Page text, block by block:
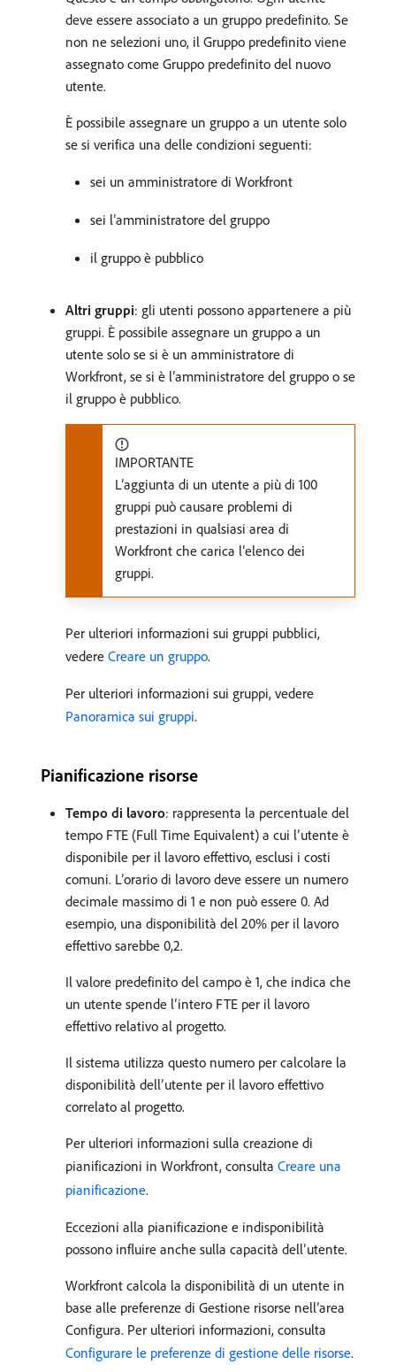
deve essere associato a un gruppo predefinito. Se
non ne selezioni uno, il Gruppo predefinito viene
assegnato come Gruppo predefinito del nuovo
utente.
È possibile assegnare un gruppo a un utente solo
se si verifica una delle condizioni seguenti:
sei un amministratore di Workfront
sei l’amministratore del gruppo
il gruppo è pubblico
Altri gruppi: gli utenti possono appartenere a più
gruppi. È possibile assegnare un gruppo a un
utente solo se si è un amministratore di
Workfront, se si è l’amministratore del gruppo o se
il gruppo è pubblico.
IMPORTANTE
L’aggiunta di un utente a più di 100
gruppi può causare problemi di
prestazioni in qualsiasi area di
Workfront che carica l’elenco dei
gruppi.
Per ulteriori informazioni sui gruppi pubblici,
vedere Creare un gruppo.
Per ulteriori informazioni sui gruppi, vedere
Panoramica sui gruppi.
Pianificazione risorse
Tempo di lavoro: rappresenta la percentuale del
tempo FTE (Full Time Equivalent) a cui l’utente è
disponibile per il lavoro effettivo, esclusi i costi
comuni. L’orario di lavoro deve essere un numero
decimale massimo di 1 e non può essere 0. Ad
esempio, una disponibilità del 20% per il lavoro
effettivo sarebbe 0,2.
Il valore predefinito del campo è 1, che indica che
un utente spende l’intero FTE per il lavoro
effettivo relativo al progetto.
Il sistema utilizza questo numero per calcolare la
disponibilità dell’utente per il lavoro effettivo
correlato al progetto.
Per ulteriori informazioni sulla creazione di
pianificazioni in Workfront, consulta Creare una
pianificazione.
Eccezioni alla pianificazione e indisponibilità
possono influire anche sulla capacità dell’utente.
Workfront calcola la disponibilità di un utente in
base alle preferenze di Gestione risorse nell’area
Configura. Per ulteriori informazioni, consulta
Configurare le preferenze di gestione delle risorse.